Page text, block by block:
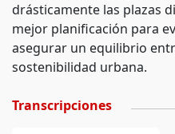
drásticamente las plazas
mejor planificación para
asegurar un equilibrio
sostenibilidad urbana.
Transcripciones